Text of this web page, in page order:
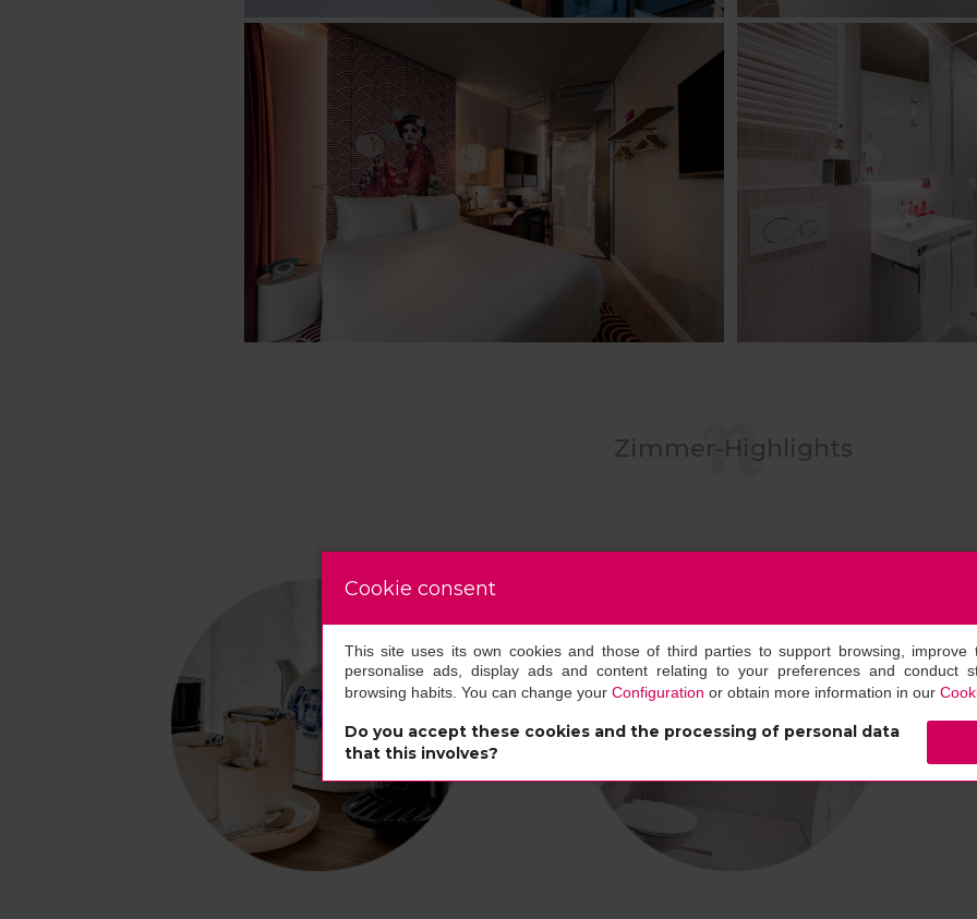
Zimmer-Highlights
Cookie consent
This site uses its own cookies and those of third parties to support browsing, improve
personalise ads, display ads and content relating to your preferences and conduct
browsing habits. You can change your Configuration or obtain more information in our
Do you accept these cookies and the processing of personal data
that this involves?